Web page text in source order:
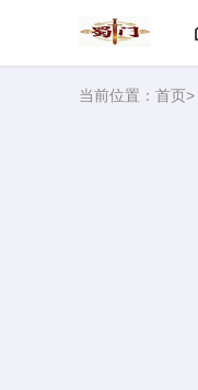
当前位置： 首页>